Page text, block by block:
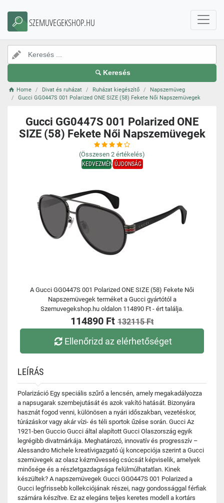
SZEMUVEGEKSHOP.HU
Keresés
Home Divat és ruházat Ruházat kiegészítő
Napszemüveg
Gucci GG0447S 001 Polarized ONE SIZE (58) Fekete Női Napszemüvegek
Gucci GG0447S 001 Polarized ONE
SIZE (58) Fekete Női Napszemüvegek
(Összesen 2 értékelés)
KEDVEZMÉNYÚJDONSÁG
A Gucci GG0447S 001 Polarized ONE SIZE (58) Fekete Női
Napszemüvegek terméket a Gucci gyártótól a
Szemuvegekshop.hu oldalon 114890 Ft - ért találja.
114890 Ft 132115 Ft
Ellenőrizd az elérhetőséget
LEÍRÁS
Polarizáció Egy speciális szűrő a lencsén, amely megakadályozza
a napsugarak szembejutását és azok vakító hatását. Bizonyára
hasznát fogod venni, különösen a nyári időszakban, vezetéskor,
túrázáskor vagy akár vízi- és téli sportok űzése során. Gucci Az
1921-ben Guccio Gucci által alapított Gucci Olaszország egyik
legrégibb divatmárkája. Meghatározó, innovatív és progresszív –
Alessandro Michele kreatívigazgató új koncepciója szerint a Gucci
szemüvegek az olasz kézművesség csúcsát képviselik, amelyek
minősége és a részletgazdagsága felülmúlhatatlan. Kinek
készültek? A napszemüvegek Gucci GG0447S 001 Polarized a
Gucci legfrissebb kollekciójának részei, nagy gondossággal férfiak
számára készítve. Ez az elegáns teljes keretes modell a kortárs